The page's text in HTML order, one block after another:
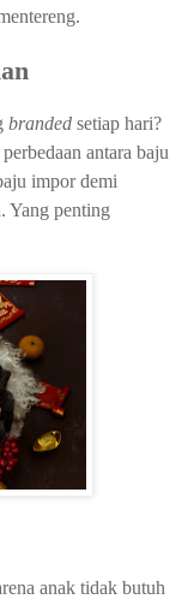
branded setiap hari?
antara baju
impor demi
Yang penting
anak tidak butuh